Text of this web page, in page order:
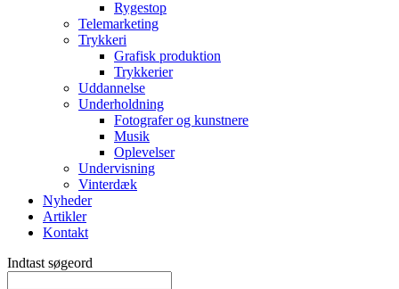
Rygestop
Telemarketing
Trykkeri
Grafisk produktion
Trykkerier
Uddannelse
Underholdning
Fotografer og kunstnere
Musik
Oplevelser
Undervisning
Vinterdæk
Nyheder
Artikler
Kontakt
Indtast søgeord